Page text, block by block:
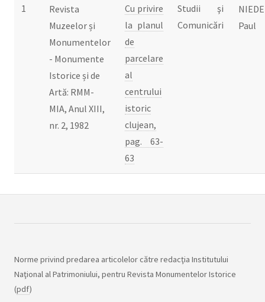
1
Revista
Muzeelor și
Monumentelor
- Monumente
Istorice și de
Artă: RMM-
MIA, Anul XIII,
nr. 2, 1982
Cu privire
la planul
de
parcelare
al
centrului
istoric
clujean,
pag. 63-
63
Studii şi
Comunicări
Paul
Norme privind predarea articolelor către redacţia Institutului
Naţional al Patrimoniului, pentru Revista Monumentelor Istorice
(pdf)